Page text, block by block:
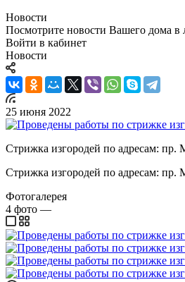
Новости
Посмотрите новости Вашего дома в
Войти в кабинет
Новости
25 июня 2022
Стрижка изгородей по адресам:
Стрижка изгородей по адресам:
Фотогалерея
4 фото —